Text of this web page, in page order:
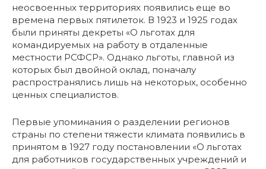
неосвоенных территориях появились еще во
времена первых пятилеток. В 1923 и 1925 годах
были приняты декреты «О льготах для
командируемых на работу в отдаленные
местности РСФСР». Однако льготы, главной из
которых был двойной оклад, поначалу
распространялись лишь на некоторых, особенно
ценных специалистов.
Первые упоминания о разделении регионов
страны по степени тяжести климата появились в
принятом в 1927 году постановлении «О льготах
для работников государственных учреждений и